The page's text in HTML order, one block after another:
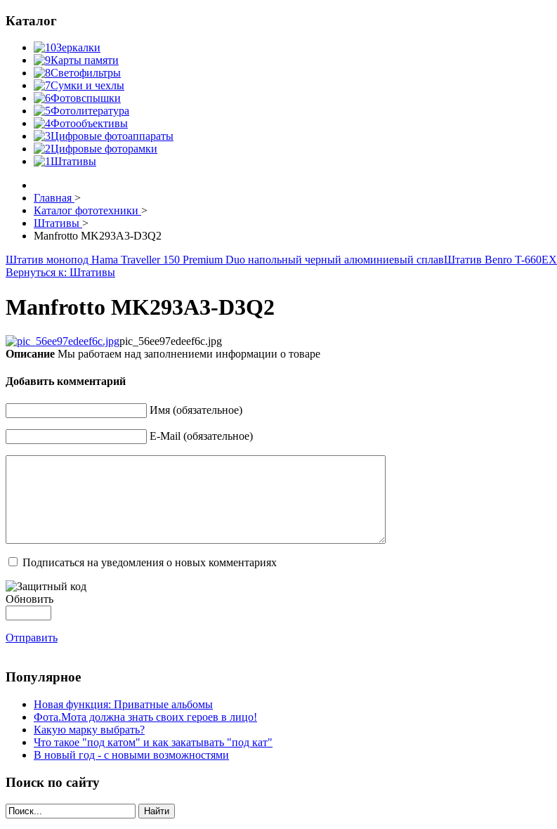
Каталог
Зеркалки
Карты памяти
Светофильтры
Сумки и чехлы
Фотовспышки
Фотолитература
Фотообъективы
Цифровые фотоаппараты
Цифровые фоторамки
Штативы
Главная >
Каталог фототехники >
Штативы >
Manfrotto MK293A3-D3Q2
Штатив монопод Hama Traveller 150 Premium Duo напольный черный алюминиевый сплавШтатив Benro T-660EX
Вернуться к: Штативы
Manfrotto MK293A3-D3Q2
pic_56ee97edeef6c.jpg
Описание Мы работаем над заполнениеми информации о товаре
Добавить комментарий
Имя (обязательное)
E-Mail (обязательное)
Подписаться на уведомления о новых комментариях
Обновить
Отправить
Популярное
Новая функция: Приватные альбомы
Фота.Мота должна знать своих героев в лицо!
Какую марку выбрать?
Что такое "под катом" и как закатывать "под кат"
В новый год - с новыми возможностями
Поиск по сайту
Найти